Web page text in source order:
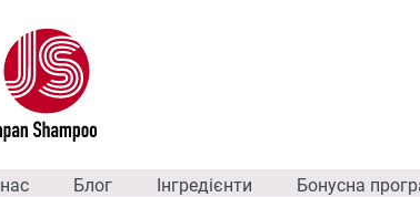
Блог Інгредієнти Бонусна